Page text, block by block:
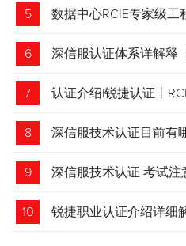
5 数据中心RCIE专家级工
6 深信服认证体系详解释
7 认证介绍|锐捷认证丨
专家级网络工程师
8 深信服技术认证目前有
9 深信服技术认证 考试注
10 锐捷职业认证介绍详细